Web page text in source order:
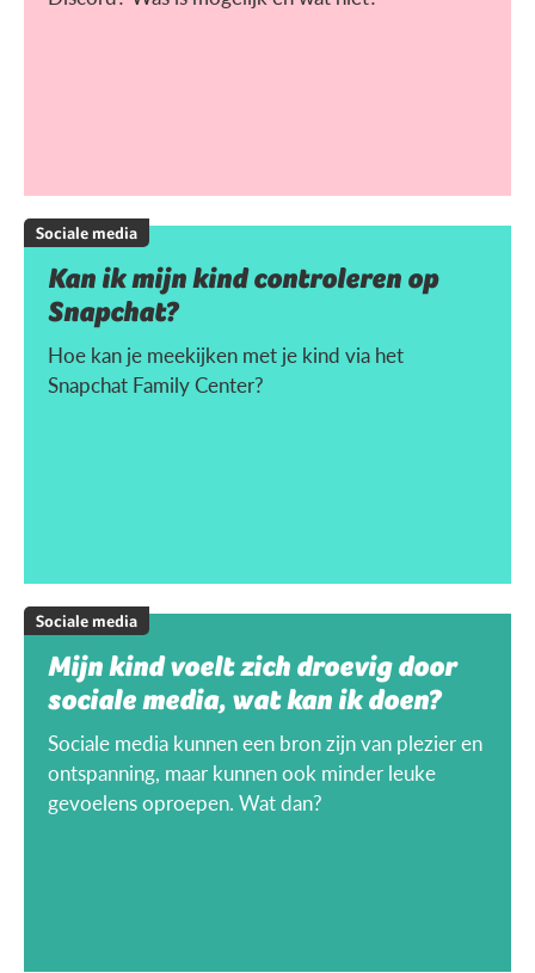
Sociale media
Kan ik mijn kind controleren op
Snapchat?
Hoe kan je meekijken met je kind via het
Snapchat Family Center?
Sociale media
Mijn kind voelt zich droevig door
sociale media, wat kan ik doen?
Sociale media kunnen een bron zijn van plezier en
ontspanning, maar kunnen ook minder leuke
gevoelens oproepen. Wat dan?